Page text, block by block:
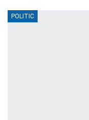
POLITIC